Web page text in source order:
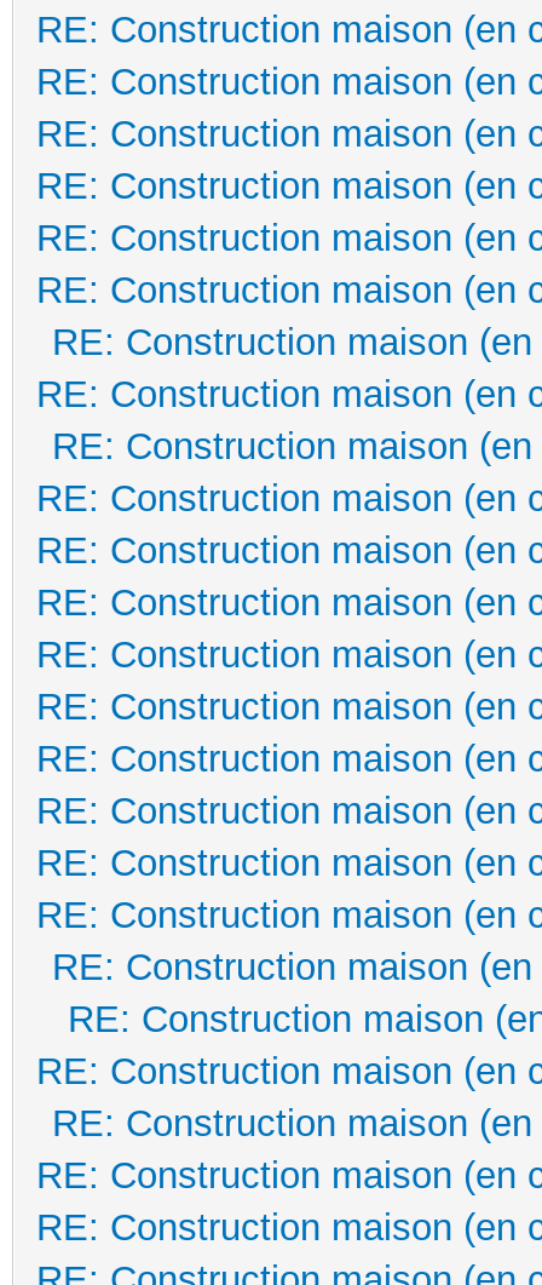
RE: Construction maison (en
RE: Construction maison (en
RE: Construction maison (en
RE: Construction maison (en
RE: Construction maison (en
RE: Construction maison (en
RE: Construction maison
RE: Construction maison (en
RE: Construction maison
RE: Construction maison (en
RE: Construction maison (en
RE: Construction maison (en
RE: Construction maison (en
RE: Construction maison (en
RE: Construction maison (en
RE: Construction maison (en
RE: Construction maison (en
RE: Construction maison (en
RE: Construction maison
RE: Construction maison
RE: Construction maison (en
RE: Construction maison
RE: Construction maison (en
RE: Construction maison (en